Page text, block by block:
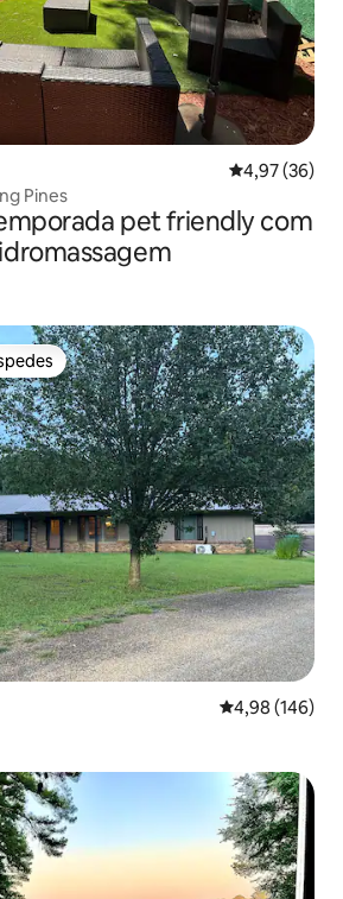
4,97 de uma
4,97 (36)
Pines
pet friendly com
dos hóspedes
4,98 de uma
4,98 (146)